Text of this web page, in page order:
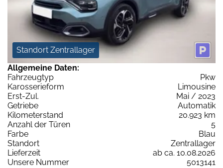
Standort Zentrallager
Allgemeine Daten:
Fahrzeugtyp
Pkw
Karosserieform
Limousine
Erst-Zul.
Mai / 2023
Getriebe
Automatik
Kilometerstand
20.923 km
Anzahl der Türen
5
Farbe
Blau
Standort
Zentrallager
Lieferzeit
ab ca. 10.08.2026
Unsere Nummer
5013141